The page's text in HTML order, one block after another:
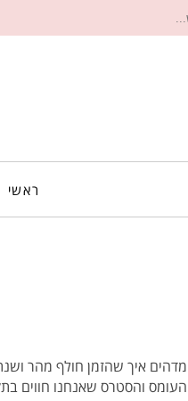
ראשי
העומס והסטרס שאנחנו חווים